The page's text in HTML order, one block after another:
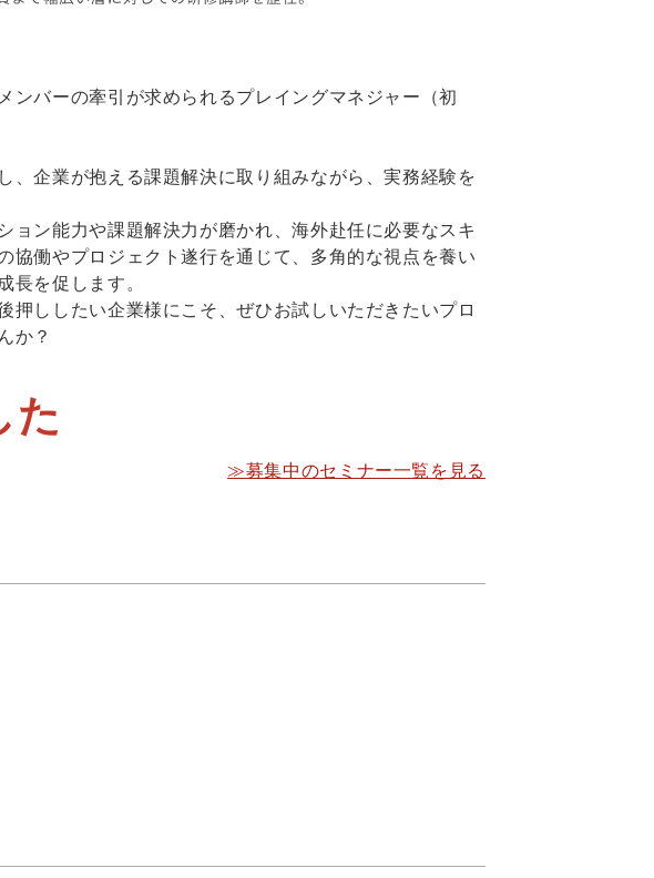
バーの牽引が求められるプレイングマネジャー（初
企業が抱える課題解決に取り組みながら、実務経験を
ン能力や課題解決力が磨かれ、海外赴任に必要なスキ
働やプロジェクト遂行を通じて、多角的な視点を養い
を促します。
押ししたい企業様にこそ、ぜひお試しいただきたいプロ
か？
た
≫募集中のセミナー一覧を見る